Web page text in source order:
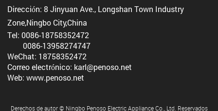
Dirección: 8 Jinyuan Ave., Longshan Town Industry
Zone,Ningbo City,China
Tel: 0086-18758352472
0086-13958274747
WeChat: 18758352472
Correo electrónico: karl@penoso.net
Web: www.penoso.net
Derechos de autor © Ningbo Penoso Electric Appliance Co., Ltd. Reservados